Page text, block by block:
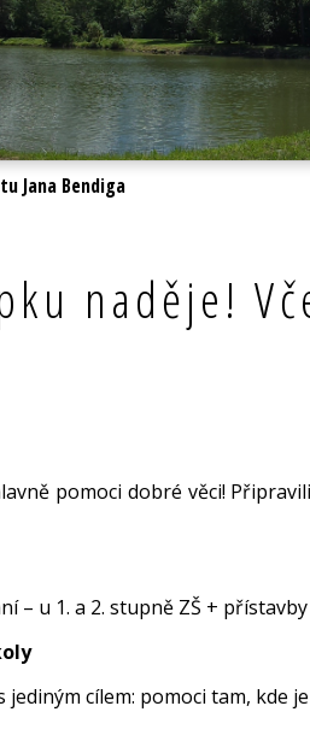
Jana Bendiga
naděje!
pomoci dobré věci!
u 1. a 2. stupně ZŠ + přístavby
cílem: pomoci tam, kde